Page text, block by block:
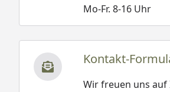
Mo-Fr. 8-16 Uhr
Kontakt-
Wir freuen uns auf